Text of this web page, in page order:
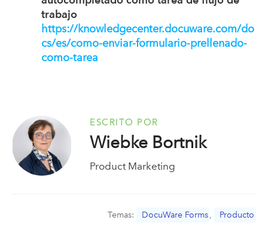
trabajo
https://knowledgecenter.docuware.com/do
cs/es/como-enviar-formulario-prellenado-
como-tarea
ESCRITO POR
Wiebke Bortnik
Product Marketing
Temas: DocuWare Forms, Producto